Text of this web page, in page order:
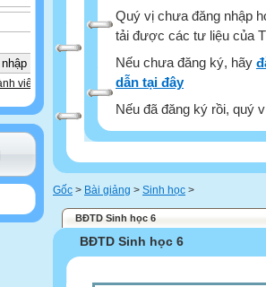
viên
Quý vị chưa đăng nhập
tải được các tư liệu của
Nếu chưa đăng ký, hãy
dẫn tại đây
Nếu đã đăng ký rồi, quý
Gốc > Bài giảng > Sinh học >
BĐTD Sinh học 6
BĐTD Sinh học 6